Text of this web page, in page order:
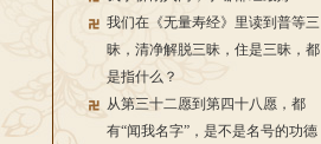
我们在《无量寿经》里读到普等三
昧，清净解脱三昧，住是三昧，都
是指什么？
从第三十二愿到第四十八愿，都
有“闻我名字”，是不是名号的功德